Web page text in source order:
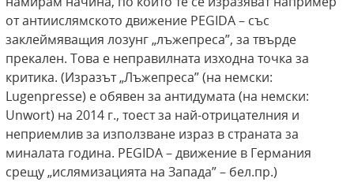
от антиислямското движение PEGIDA – със
заклеймяващия лозунг „лъжепреса”, за твърде
прекален. Това е неправилната изходна точка за
критика. (Изразът „Лъжепреса” (на немски:
Lugenpresse) е обявен за антидумата (на немски:
Unwort) на 2014 г., тоест за най-отрицателния и
неприемлив за използване израз в страната за
миналата година. PEGIDA – движение в Германия
срещу „ислямизацията на Запада” – бел.пр.)